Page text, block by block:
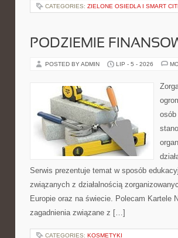
CATEGORIES: ZIELONE OSIEDLA I SMART
PODZIEMIE
POSTED BY ADMIN LIP - 5 - 2026
Serwis prezentuje temat w sposób
związanych z działalnością
Europie oraz na świecie. Polecam Kartele
zagadnienia związane z […]
CATEGORIES: KOSMETYKI